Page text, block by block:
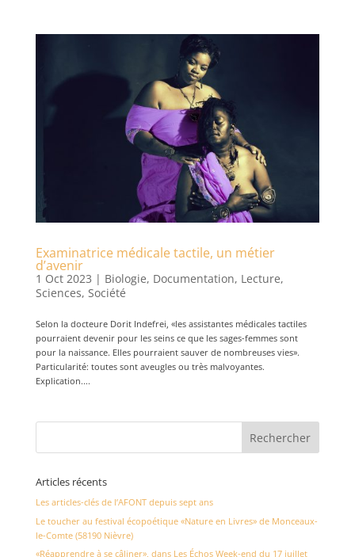
Examinatrice médicale tactile, un métier
d’avenir
1 Oct 2023 | Biologie, Documentation, Lecture,
Sciences, Société
Selon la docteure Dorit Indefrei, «les assistantes médicales tactiles
pourraient devenir pour les seins ce que les sages-femmes sont
pour la naissance. Elles pourraient sauver de nombreuses vies».
Particularité: toutes sont aveugles ou très malvoyantes.
Explication....
Articles récents
Les articles-clés de l’AFONT depuis sept ans
Le toucher au festival écopoétique «Nature en Livres» de Monceaux-
le-Comte (58190 Nièvre)
«Réapprendre à se câliner», dans Les Échos Week-end du 17 juillet